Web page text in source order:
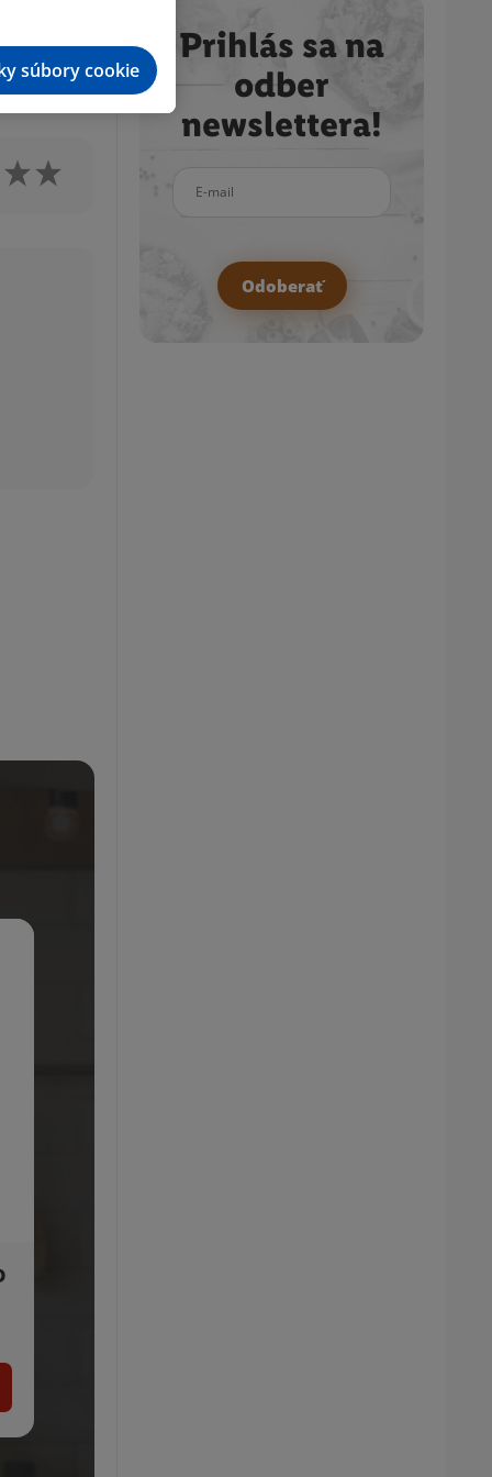
Prihlás sa na
odber
newslettera!
Odoberať
súbory cookie